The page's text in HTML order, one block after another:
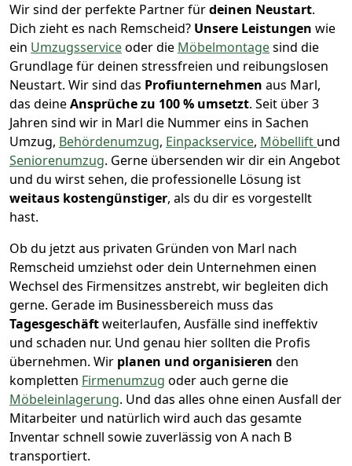
Wir sind der perfekte Partner fürdeinen Neustart.
Dich zieht es nach Remscheid? Unsere Leistungen wie
ein Umzugsserviceoder die Möbelmontagesind die
Grundlage für deinen stressfreien und reibungslosen
Neustart. Wir sind das Profiunternehmen aus Marl,
das deineAnsprüche zu 100 % umsetzt. Seit über 3
Jahren sind wir in Marl die Nummer eins in Sachen
Umzug, Behördenumzug, Einpackservice, Möbellift und
Seniorenumzug. Gerne übersenden wir dir ein Angebot
und du wirst sehen, die professionelle Lösung ist
weitaus kostengünstiger, als du dir es vorgestellt
hast.
Ob du jetzt aus privaten Gründen von Marl nach
Remscheid umziehst oder dein Unternehmen einen
Wechsel des Firmensitzes anstrebt, wir begleiten dich
gerne. Gerade im Businessbereich muss das
Tagesgeschäftweiterlaufen, Ausfälle sind ineffektiv
und schaden nur. Und genau hier sollten die Profis
übernehmen. Wir planen und organisieren den
kompletten Firmenumzug oder auch gerne die
Möbeleinlagerung. Und das alles ohne einen Ausfall der
Mitarbeiter und natürlich wird auch das gesamte
Inventar schnell sowie zuverlässig von A nach B
transportiert.